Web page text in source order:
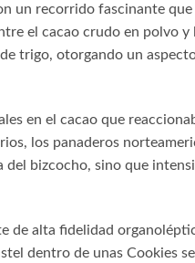
un recorrido fascinante
el cacao crudo en polvo y
trigo, otorgando un
en el cacao que
los panaderos
del bizcocho, sino que
de alta fidelidad
dentro de unas Cookies